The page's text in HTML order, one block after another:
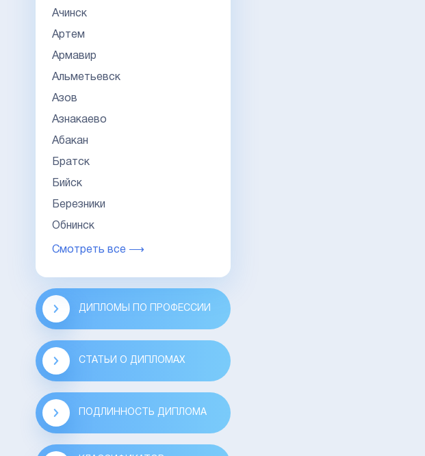
Ачинск
Артем
Армавир
Альметьевск
Азов
Азнакаево
Абакан
Братск
Бийск
Березники
Обнинск
Смотреть все ⟶
ДИПЛОМЫ ПО ПРОФЕССИИ
СТАТЬИ О ДИПЛОМАХ
ПОДЛИННОСТЬ ДИПЛОМА